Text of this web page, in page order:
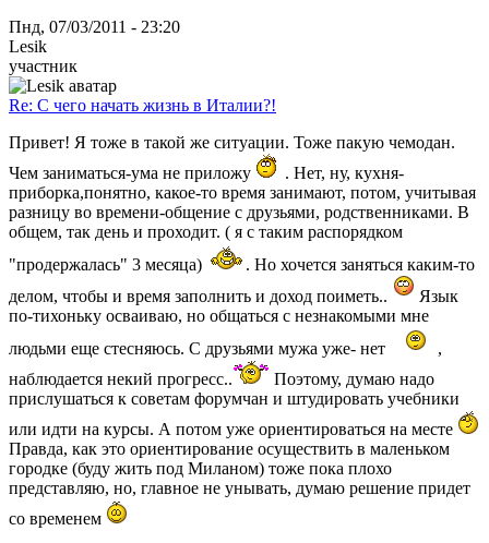
Пнд, 07/03/2011 - 23:20
Lesik
участник
Re: С чего начать жизнь в Италии?!
Привет! Я тоже в такой же ситуации. Тоже пакую чемодан.
Чем заниматься-ума не приложу
. Нет, ну, кухня-
приборка,понятно, какое-то время занимают, потом, учитывая
разницу во времени-общение с друзьями, родственниками. В
общем, так день и проходит. ( я с таким распорядком
"продержалась" 3 месяца)
. Но хочется заняться каким-то
делом, чтобы и время заполнить и доход поиметь..
Язык
по-тихоньку осваиваю, но общаться с незнакомыми мне
людьми еще стесняюсь. С друзьями мужа уже- нет
,
наблюдается некий прогресс..
Поэтому, думаю надо
прислушаться к советам форумчан и штудировать учебники
или идти на курсы. А потом уже ориентироваться на месте
Правда, как это ориентирование осуществить в маленьком
городке (буду жить под Миланом) тоже пока плохо
представляю, но, главное не унывать, думаю решение придет
со временем